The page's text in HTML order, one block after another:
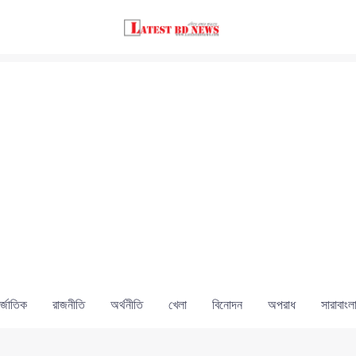
রাজনীতি অর্থনীতি খেলা বিনোদন অপরাধ সারাবাংলা